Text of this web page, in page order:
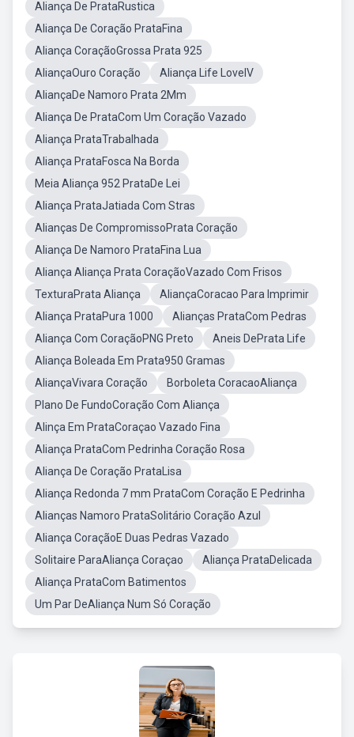
Aliança De PrataRustica
Aliança De Coração PrataFina
Aliança CoraçãoGrossa Prata 925
AliançaOuro Coração
Aliança Life LoveIV
AliançaDe Namoro Prata 2Mm
Aliança De PrataCom Um Coração Vazado
Aliança PrataTrabalhada
Aliança PrataFosca Na Borda
Meia Aliança 952 PrataDe Lei
Aliança PrataJatiada Com Stras
Alianças De CompromissoPrata Coração
Aliança De Namoro PrataFina Lua
Aliança Aliança Prata CoraçãoVazado Com Frisos
TexturaPrata Aliança
AliançaCoracao Para Imprimir
Aliança PrataPura 1000
Alianças PrataCom Pedras
Aliança Com CoraçãoPNG Preto
Aneis DePrata Life
Aliança Boleada Em Prata950 Gramas
AliançaVivara Coração
Borboleta CoracaoAliança
Plano De FundoCoração Com Aliança
Alinça Em PrataCoraçao Vazado Fina
Aliança PrataCom Pedrinha Coração Rosa
Aliança De Coração PrataLisa
Aliança Redonda 7 mm PrataCom Coração E Pedrinha
Alianças Namoro PrataSolitário Coração Azul
Aliança CoraçãoE Duas Pedras Vazado
Solitaire ParaAliança Coraçao
Aliança PrataDelicada
Aliança PrataCom Batimentos
Um Par DeAliança Num Só Coração